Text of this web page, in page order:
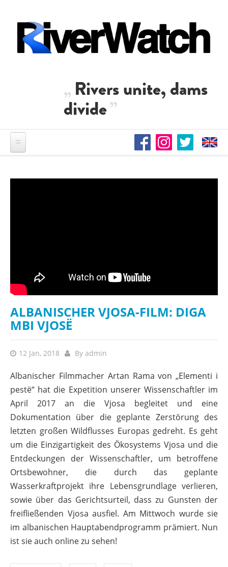
Rivers unite, dams
divide
ALBANISCHER VJOSA-FILM: DIGA
MBI VJOSË
12 Jan, 2018 By admin
Albanischer Filmmacher Artan Rama von „Elementi i
pestë“ hat die Expetition unserer Wissenschaftler im
April 2017 an die Vjosa begleitet und eine
Dokumentation über die geplante Zerstörung des
letzten großen Wildflusses Europas gedreht. Es geht
um die Einzigartigkeit des Ökosystems Vjosa und die
Entdeckungen der Wissenschaftler, um betroffene
Ortsbewohner, die durch das geplante
Wasserkraftprojekt ihre Lebensgrundlage verlieren,
sowie über das Gerichtsurteil, dass zu Gunsten der
freifließenden Vjosa ausfiel. Am Mittwoch wurde sie
im albanischen Hauptabendprogramm prämiert. Nun
ist sie auch online zu sehen!